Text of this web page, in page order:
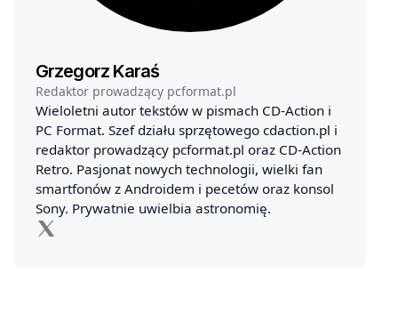
Grzegorz Karaś
Redaktor prowadzący pcformat.pl
Wieloletni autor tekstów w pismach CD-Action i
PC Format. Szef działu sprzętowego cdaction.pl i
redaktor prowadzący pcformat.pl oraz CD-Action
Retro. Pasjonat nowych technologii, wielki fan
smartfonów z Androidem i pecetów oraz konsol
Sony. Prywatnie uwielbia astronomię.